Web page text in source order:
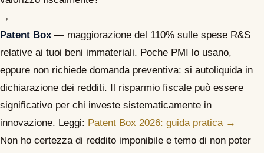
→
Patent Box — maggiorazione del 110% sulle spese R&S
relative ai tuoi beni immateriali. Poche PMI lo usano,
eppure non richiede domanda preventiva: si autoliquida in
dichiarazione dei redditi. Il risparmio fiscale può essere
significativo per chi investe sistematicamente in
innovazione. Leggi: Patent Box 2026: guida pratica →
Non ho certezza di reddito imponibile e temo di non poter